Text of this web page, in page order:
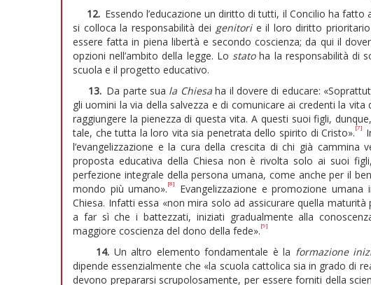
12. Essendo l’educazione un diritto di tutti, il Concilio ha fatto
si colloca la responsabilità dei genitorie il loro diritto prioritario
essere fatta in piena libertà e secondo coscienza; da qui il
opzioni nell’ambito della legge. Lo statoha la responsabilità di
scuola e il progetto educativo.
13. Da parte sua la Chiesaha il dovere di educare:
gli uomini la via della salvezza e di comunicare ai credenti la
raggiungere la pienezza di questa vita. A questi suoi figli,
tale, che tutta la loro vita sia penetrata dello spirito di Cristo». [7]
l’evangelizzazione e la cura della crescita di chi già cammina
proposta educativa della Chiesa non è rivolta solo ai suoi
perfezione integrale della persona umana, come anche per il
mondo più umano». [8]
Evangelizzazione e promozione umana
Chiesa. Infatti essa «non mira solo ad assicurare quella
a far sì che i battezzati, iniziati gradualmente alla
maggiore coscienza del dono della fede». [9]
14. Un altro elemento fondamentale è la formazione
dipende essenzialmente che «la scuola cattolica sia in grado di
devono prepararsi scrupolosamente, per essere forniti della